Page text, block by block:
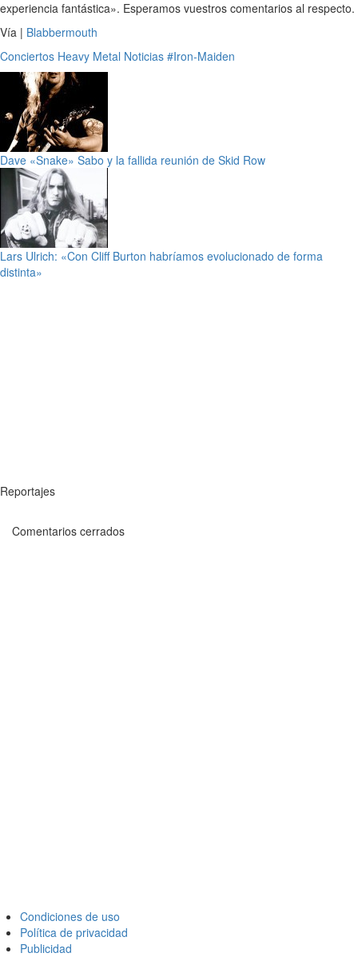
experiencia fantástica». Esperamos vuestros comentarios al respecto.
Vía | Blabbermouth
Conciertos Heavy Metal Noticias #Iron-Maiden
Dave «Snake» Sabo y la fallida reunión de Skid Row
Lars Ulrich: «Con Cliff Burton habríamos evolucionado de forma
distinta»
Reportajes
Comentarios cerrados
Condiciones de uso
Política de privacidad
Publicidad